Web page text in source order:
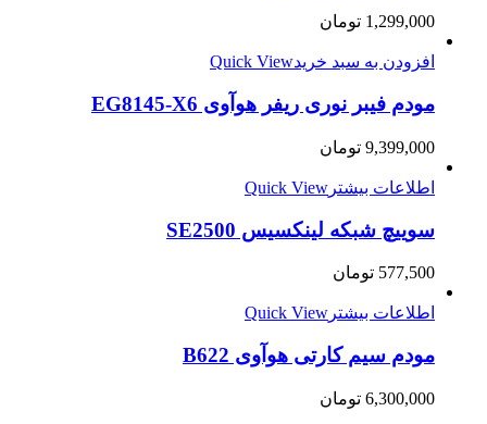
1,299,000 تومان
افزودن به سبد خریدQuick View
مودم فیبر نوری ریفر هوآوی EG8145-X6
9,399,000 تومان
اطلاعات بیشتر Quick View
سوییچ شبکه لینکسیس SE2500
577,500 تومان
اطلاعات بیشتر Quick View
مودم سیم کارتی هوآوی B622
6,300,000 تومان